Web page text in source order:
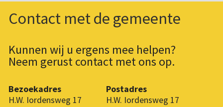
Contact met de gemeente
Kunnen wij u ergens mee helpen?
Neem gerust contact met ons op.
Bezoekadres
H.W. Iordensweg 17
Postadres
H.W. Iordensweg 17